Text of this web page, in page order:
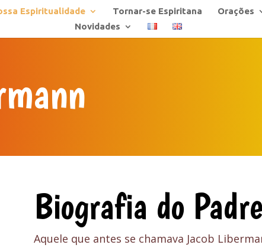
Espiritualidade Tornar-se Espiritana Orações
Novidades
Biografia do
Aquele que antes se chamava Jacob